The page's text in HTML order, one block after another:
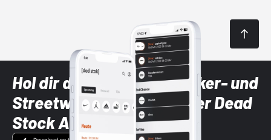
Hol dir die neuesten Sneaker- und
Streetwear-Brands mit der Dead
Stock App